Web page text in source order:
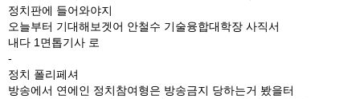
정치판에 들어와야지
오늘부터 기대해보겟어 안철수 기술융합대학장 사직서
내다 1면톱기사 로
-
정치 폴리페셔
방송에서 연에인 정치참여형은 방송금지 당하는거 봤을터